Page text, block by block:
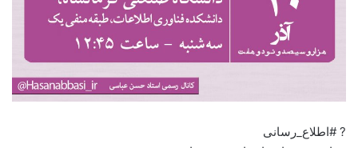
? #اطلاع_رسانی